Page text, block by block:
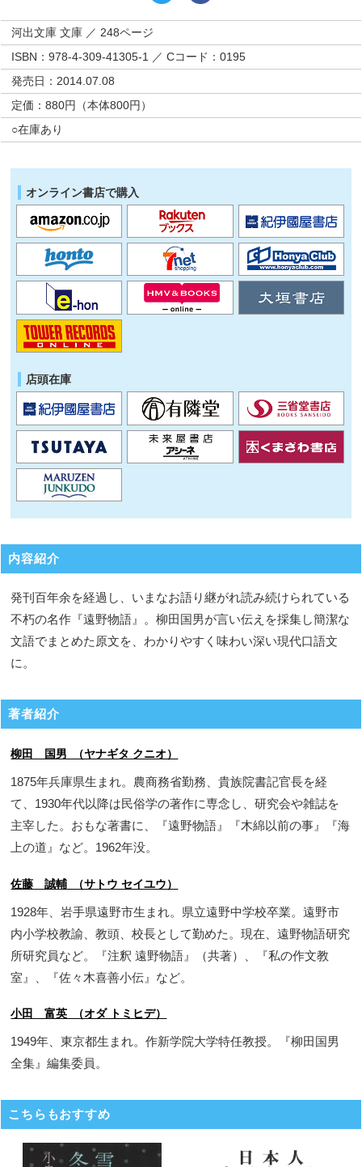
河出文庫 文庫 ／ 248ページ
ISBN：978-4-309-41305-1 ／ Cコード：0195
発売日：2014.07.08
定価：880円（本体800円）
○在庫あり
オンライン書店で購入
店頭在庫
内容紹介
発刊百年余を経過し、いまなお語り継がれ読み続けられている
不朽の名作『遠野物語』。柳田国男が言い伝えを採集し簡潔な
文語でまとめた原文を、わかりやすく味わい深い現代口語文
に。
著者紹介
柳田 国男 （ヤナギタ クニオ）
1875年兵庫県生まれ。農商務省勤務、貴族院書記官長を経
て、1930年代以降は民俗学の著作に専念し、研究会や雑誌を
主宰した。おもな著書に、『遠野物語』『木綿以前の事』『海
上の道』など。1962年没。
佐藤 誠輔 （サトウ セイユウ）
1928年、岩手県遠野市生まれ。県立遠野中学校卒業。遠野市
内小学校教諭、教頭、校長として勤めた。現在、遠野物語研究
所研究員など。『注釈 遠野物語』（共著）、『私の作文教
室』、『佐々木喜善小伝』など。
小田 富英 （オダ トミヒデ）
1949年、東京都生まれ。作新学院大学特任教授。『柳田国男
全集』編集委員。
こちらもおすすめ